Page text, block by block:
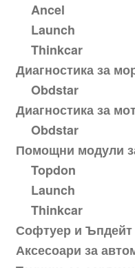
Ancel
Launch
Thinkcar
Диагностика за
Obdstar
Диагностика за
Obdstar
Помощни модули
Topdon
Launch
Thinkcar
Софтуер и Ъпдейт
Аксесоари за